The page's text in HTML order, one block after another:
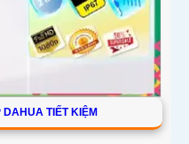
TIẾT KIỆM